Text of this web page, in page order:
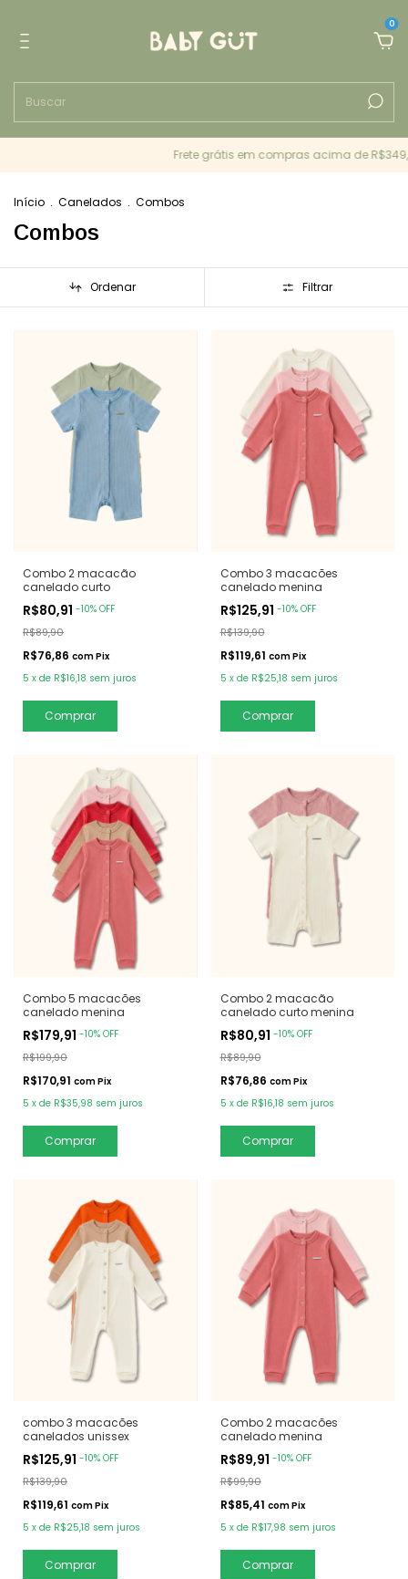
0
Frete grátis em compras acima de R$349,90
Início . Canelados . Combos
Combos
Ordenar Filtrar
Combo 2 macacão
canelado curto
R$80,91 -10% OFF
R$89,90
R$76,86 comPix
5 x de R$16,18 sem juros
Comprar
Combo 3 macacões
canelado menina
R$125,91 -10% OFF
R$139,90
R$119,61 comPix
5 x de R$25,18 sem juros
Comprar
Combo 5 macacões
canelado menina
R$179,91 -10% OFF
R$199,90
R$170,91 comPix
5 x de R$35,98 sem juros
Comprar
Combo 2 macacão
canelado curto menina
R$80,91 -10% OFF
R$89,90
R$76,86 comPix
5 x de R$16,18 sem juros
Comprar
combo 3 macacões
canelados unissex
R$125,91 -10% OFF
R$139,90
R$119,61 comPix
5 x de R$25,18 sem juros
Comprar
Combo 2 macacões
canelado menina
R$89,91 -10% OFF
R$99,90
R$85,41 comPix
5 x de R$17,98 sem juros
Comprar